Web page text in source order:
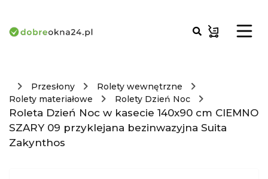
Przesłony
Rolety wewnętrzne
Rolety materiałowe
Rolety Dzień Noc
Roleta Dzień Noc w kasecie 140x90 cm CIEMNO
SZARY 09 przyklejana bezinwazyjna Suita
Zakynthos